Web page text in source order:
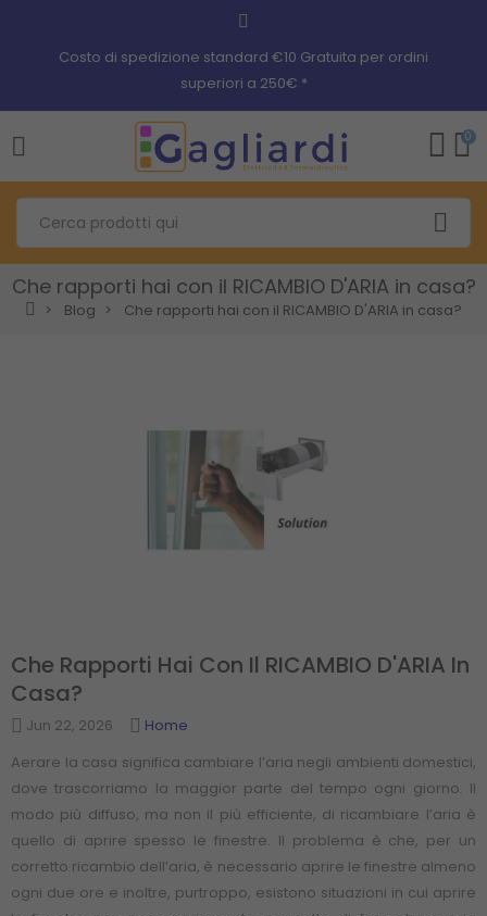
Costo di spedizione standard €10 Gratuita per ordini
superiori a 250€ *
0
Che rapporti hai con il RICAMBIO D'ARIA in casa?
Blog Che rapporti hai con il RICAMBIO D'ARIA in casa?
Che Rapporti Hai Con Il RICAMBIO D'ARIA In
Casa?
Jun 22, 2026
Home
Aerare la casa significa cambiare l’aria negli ambienti domestici,
dove trascorriamo la maggior parte del tempo ogni giorno. Il
modo più diffuso, ma non il più efficiente, di ricambiare l’aria è
quello di aprire spesso le finestre. Il problema è che, per un
corretto ricambio dell’aria, è necessario aprire le finestre almeno
ogni due ore e inoltre, purtroppo, esistono situazioni in cui aprire